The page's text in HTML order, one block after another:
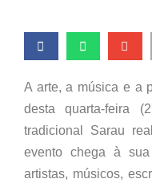
A arte, a música e a
desta quarta-feira
tradicional Sarau
evento chega à
artistas, músicos,